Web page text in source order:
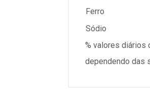
Ferro
Sódio
% valores diários
dependendo das